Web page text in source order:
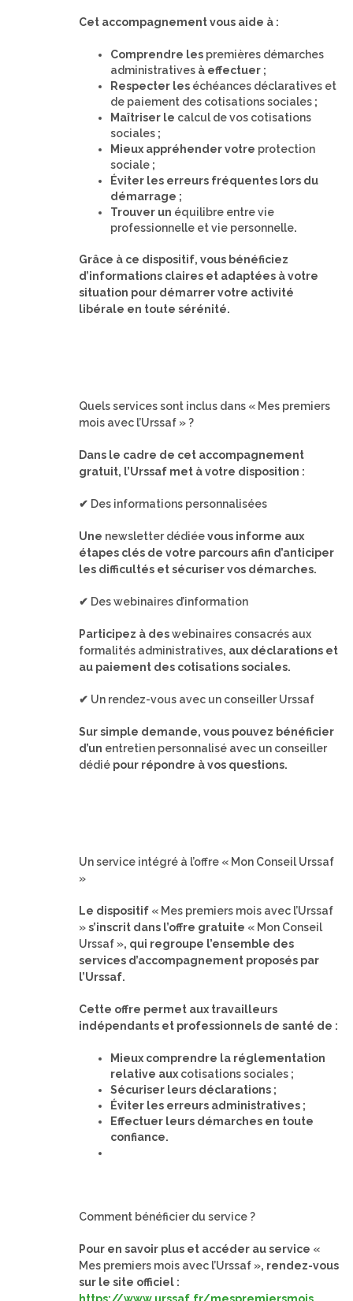
Cet accompagnement vous aide à :
Comprendre les premières démarches
administratives à effectuer ;
Respecter les échéances déclaratives et
de paiement des cotisations sociales ;
Maîtriser le calcul de vos cotisations
sociales ;
Mieux appréhender votre protection
sociale ;
Éviter les erreurs fréquentes lors du
démarrage ;
Trouver un équilibre entre vie
professionnelle et vie personnelle.
Grâce à ce dispositif, vous bénéficiez
d’informations claires et adaptées à votre
situation pour démarrer votre activité
libérale en toute sérénité.
Quels services sont inclus dans « Mes premiers
mois avec l’Urssaf » ?
Dans le cadre de cet accompagnement
gratuit, l’Urssaf met à votre disposition :
✔ Des informations personnalisées
Une newsletter dédiéevous informe aux
étapes clés de votre parcours afin d’anticiper
les difficultés et sécuriser vos démarches.
✔ Des webinaires d’information
Participez à deswebinaires consacrés aux
formalités administratives, aux déclarations et
au paiement des cotisations sociales.
✔ Un rendez-vous avec un conseiller Urssaf
Sur simple demande, vous pouvez bénéficier
d’un entretien personnalisé avec un conseiller
dédié pour répondre à vos questions.
Un service intégré à l’offre « Mon Conseil Urssaf
»
Le dispositif « Mes premiers mois avec l’Urssaf
»s’inscrit dans l’offre gratuite « Mon Conseil
Urssaf », qui regroupe l’ensemble des
services d’accompagnement proposés par
l’Urssaf.
Cette offre permet aux travailleurs
indépendants et professionnels de santé de :
Mieux comprendre la réglementation
relative aux cotisations sociales ;
Sécuriser leurs déclarations ;
Éviter les erreurs administratives ;
Effectuer leurs démarches en toute
confiance.
Comment bénéficier du service ?
Pour en savoir plus et accéder au service «
Mes premiers mois avec l’Urssaf », rendez-vous
sur le site officiel :